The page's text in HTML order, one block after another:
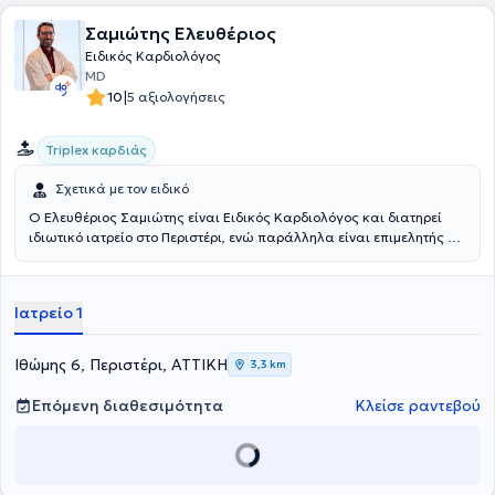
Σαμιώτης Ελευθέριος
Ειδικός Καρδιολόγος
MD
10|5 αξιολογήσεις
Triplex καρδιάς
Σχετικά με τον ειδικό
Ο Ελευθέριος Σαμιώτης είναι Ειδικός Καρδιολόγος και διατηρεί
ιδιωτικό ιατρείο στο Περιστέρι, ενώ παράλληλα είναι επιμελητής Β΄
Σχολής του Πανεπιστημίου Κρήτης. Ειδικεύτηκε στην Καρδιολογία
Γενικού Νοσοκομείου «Αττικόν», ενώ εκπαιδεύτηκε και στην
Παθολογία στο Γενικό Νοσοκομείο Αθηνών «Η Ελπίς». Διατελεί
μέλος της Ελληνικής και Ευρωπαϊκής καρδιολογικής εταιρείας και
συμμετέχει ενεργά σε ελληνικά και διεθνή επιστημονικά συνέδρια,
ενώ επίσης έχει δημοσιεύσεις σε διεθνή ιατρικά περιοδικά.
Διαθέτει εμπειρία στην πρωτοβάθμια και νοσοκομειακή φροντίδα
πρόληψης, έγκαιρης διάγνωσης και θεραπείας καρδιαγγειακών
Ιατρείο 1
Ιθώμης 6, Περιστέρι, ΑΤΤΙΚΗ 3,3 km
Επόμενη διαθεσιμότητα Κλείσε ραντεβού